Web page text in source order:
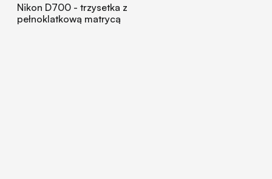
Nikon D700 - trzysetka z
pełnoklatkową matrycą